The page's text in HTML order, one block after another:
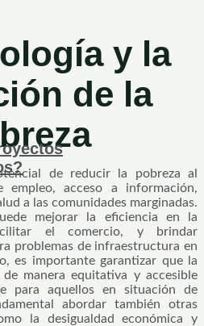
y la
de la
de reducir la pobreza al
empleo, acceso a información,
a las comunidades marginadas.
mejorar la eficiencia en la
el comercio, y brindar
problemas de infraestructura en
es importante garantizar que la
manera equitativa y accesible
para aquellos en situación de
abordar también otras
la desigualdad económica y